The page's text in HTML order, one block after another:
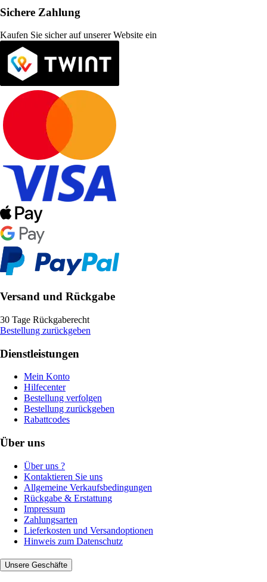
Sichere Zahlung
Kaufen Sie sicher auf unserer Website ein
Versand und Rückgabe
30 Tage Rückgaberecht
Bestellung zurückgeben
Dienstleistungen
Mein Konto
Hilfecenter
Bestellung verfolgen
Bestellung zurückgeben
Rabattcodes
Über uns
Über uns ?
Kontaktieren Sie uns
Allgemeine Verkaufsbedingungen
Rückgabe & Erstattung
Impressum
Zahlungsarten
Lieferkosten und Versandoptionen
Hinweis zum Datenschutz
Unsere Geschäfte